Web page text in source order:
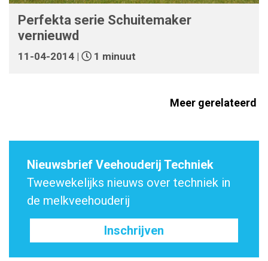
Perfekta serie Schuitemaker
vernieuwd
11-04-2014 | 1 minuut
Meer gerelateerd
Nieuwsbrief Veehouderij Techniek
Tweewekelijks nieuws over techniek in
de melkveehouderij
Inschrijven